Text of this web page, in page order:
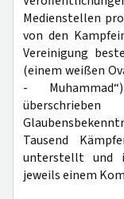
Medienstellen
von den
Vereinigung
(einem weißen
-
Tausend
unterstellt und
jeweils einem